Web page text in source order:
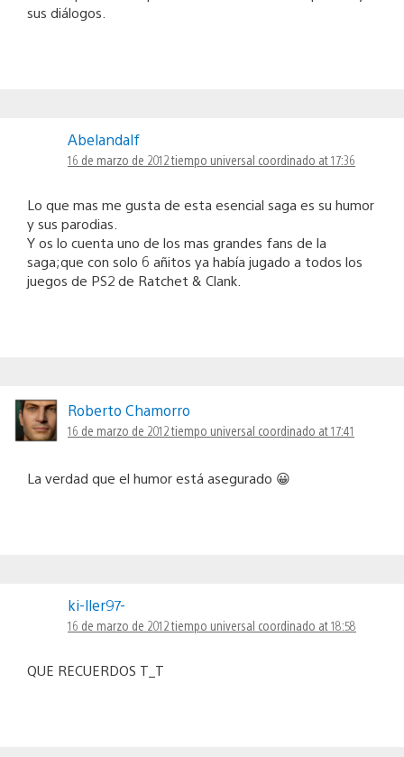
sus diálogos.
Abelandalf
16 de marzo de 2012 tiempo universal coordinado at 17:36
Lo que mas me gusta de esta esencial saga es su humor
y sus parodias.
Y os lo cuenta uno de los mas grandes fans de la
saga;que con solo 6 añitos ya había jugado a todos los
juegos de PS2 de Ratchet & Clank.
Roberto Chamorro
16 de marzo de 2012 tiempo universal coordinado at 17:41
La verdad que el humor está asegurado 😀
ki-ller97-
16 de marzo de 2012 tiempo universal coordinado at 18:58
QUE RECUERDOS T_T